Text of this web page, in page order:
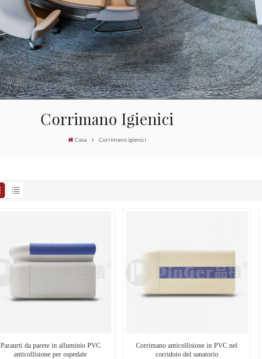
Corrimano Igienici
Casa Corrimano igienici
Paraurti da parete in alluminio PVC
anticollisione per ospedale
Corrimano anticollisione in PVC nel
corridoio del sanatorio